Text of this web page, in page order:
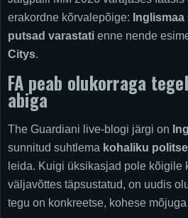
erakordne kõrvalepõige: Inglismaa
putsad varastati enne nende
Citys.
FA peab olukorraga
abiga
The Guardiani live-blogi järgi on
sunnitud suhtlema kohaliku
leida. Kuigi üksikasjad pole kõigile
väljavõttes täpsustatud, on uudis
tegu on konkreetse, kohese